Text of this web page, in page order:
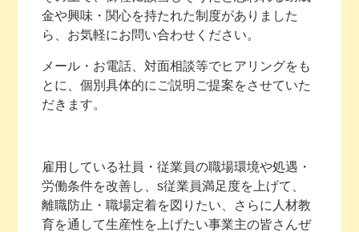
金や興味・関心を持たれた制度がありました
ら、お気軽にお問い合わせください。
メール・お電話、対面相談等でヒアリングをも
とに、個別具体的にご説明ご提案をさせていた
だきます。
雇用している社員・従業員の職場環境や処遇・
労働条件を改善し、s従業員満足度を上げて、
離職防止・職場定着を図りたい、さらに人材教
育を通して生産性を上げたい事業主の皆さんぜ